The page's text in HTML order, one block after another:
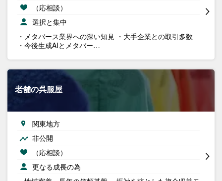
（応相談）
選択と集中
・メタバース業界への深い知見 ・大手企業との取引多数
・今後生成AIとメタバー…
老舗の呉服屋
関東地方
非公開
（応相談）
更なる成長の為